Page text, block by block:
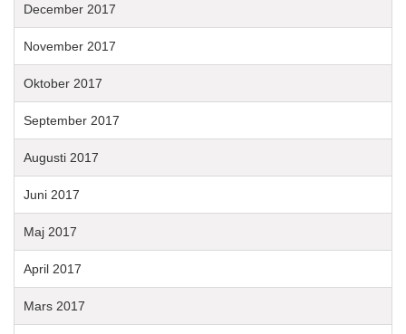
December 2017
November 2017
Oktober 2017
September 2017
Augusti 2017
Juni 2017
Maj 2017
April 2017
Mars 2017